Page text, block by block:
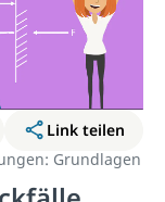
Link teilen
Grundlagen